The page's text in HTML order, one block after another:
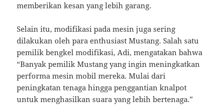
memberikan kesan yang lebih garang.
Selain itu, modifikasi pada mesin juga sering
dilakukan oleh para enthusiast Mustang. Salah satu
pemilik bengkel modifikasi, Adi, mengatakan bahwa
“Banyak pemilik Mustang yang ingin meningkatkan
performa mesin mobil mereka. Mulai dari
peningkatan tenaga hingga penggantian knalpot
untuk menghasilkan suara yang lebih bertenaga.”